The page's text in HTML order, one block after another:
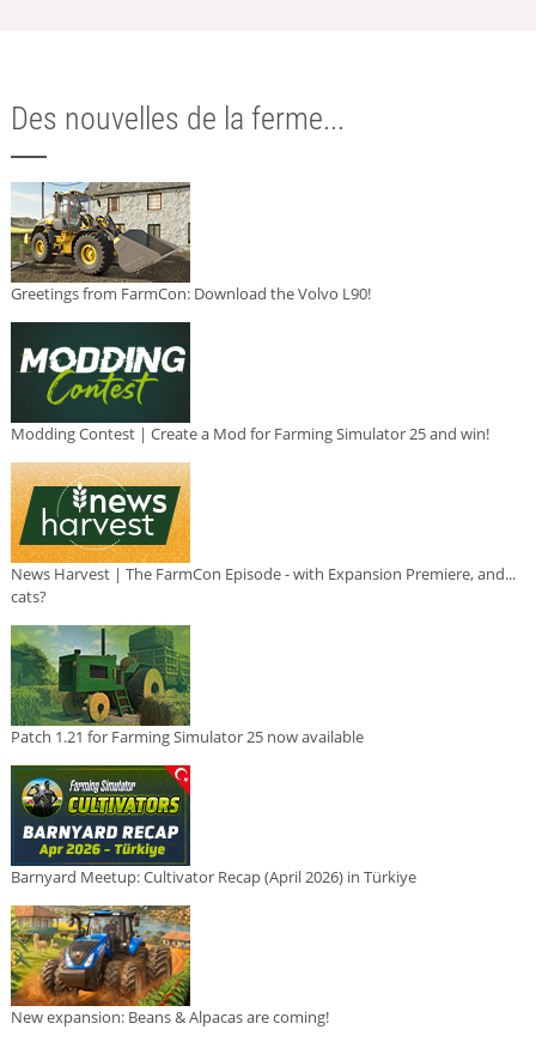
Des nouvelles de la ferme...
Greetings from FarmCon: Download the Volvo L90!
Modding Contest | Create a Mod for Farming Simulator 25 and win!
News Harvest | The FarmCon Episode - with Expansion Premiere, and...
cats?
Patch 1.21 for Farming Simulator 25 now available
Barnyard Meetup: Cultivator Recap (April 2026) in Türkiye
New expansion: Beans & Alpacas are coming!